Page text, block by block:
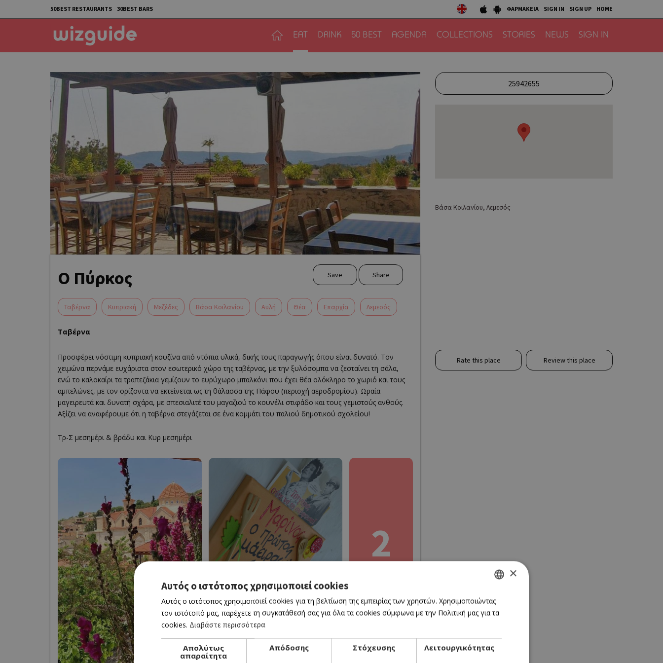
50BEST RESTAURANTS 30BEST BARS ΦΑΡΜΑΚΕΙΑ SIGN IN SIGN UP HOME
EAT DRINK 50 BEST AGENDA COLLECTIONS STORIES NEWS SIGN IN
Ο Πύρκος Save Share
Ταβέρνα Κυπριακή Μεζέδες Βάσα Κοιλανίου Αυλή Θέα Επαρχία Λεμεσός
Ταβέρνα
Προσφέρει νόστιμη κυπριακή κουζίνα από ντόπια υλικά, δικής τους παραγωγής όπου είναι δυνατό. Τον
χειμώνα περνάμε ευχάριστα στον εσωτερικό χώρο της ταβέρνας, με την ξυλόσομπα να ζεσταίνει τη σάλα,
ενώ το καλοκαίρι τα τραπεζάκια γεμίζουν το ευρύχωρο μπαλκόνι που έχει θέα ολόκληρο το χωριό και τους
αμπελώνες, με τον ορίζοντα να εκτείνεται ως τη θάλασσα της Πάφου (περιοχή αεροδρομίου). Ωραία
μαγειρευτά και δυνατή σχάρα, με σπεσιαλιτέ του μαγαζιού το κουνέλι στιφάδο και τους γεμιστούς ανθούς.
Αξίζει να αναφέρουμε ότι η ταβέρνα στεγάζεται σε ένα κομμάτι του παλιού δημοτικού σχολείου!
Τρ-Σ μεσημέρι & βράδυ και Κυρ μεσημέρι
2
25942655
Βάσα Κοιλανίου, Λεμεσός
Rate this place Review this place
GREEK
ENGLISH
×
Αυτός ο ιστότοπος χρησιμοποιεί cookies
Αυτός ο ιστότοπος χρησιμοποιεί cookies για τη βελτίωση της εμπειρίας των χρηστών. Χρησιμοποιώντας
τον ιστότοπό μας, παρέχετε τη συγκατάθεσή σας για όλα τα cookies σύμφωνα με την Πολιτική μας για τα
cookies. Διαβάστε περισσότερα
Απολύτως
απαραίτητα
Απόδοσης Στόχευσης Λειτουργικότητας